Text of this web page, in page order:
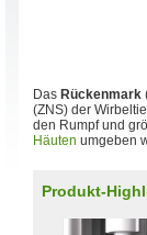
Das Rückenmark
(ZNS) der
den Rumpf und
Häuten umgeben
Produkt-